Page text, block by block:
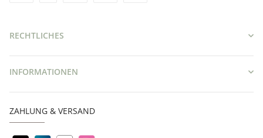
RECHTLICHES
INFORMATIONEN
ZAHLUNG & VERSAND